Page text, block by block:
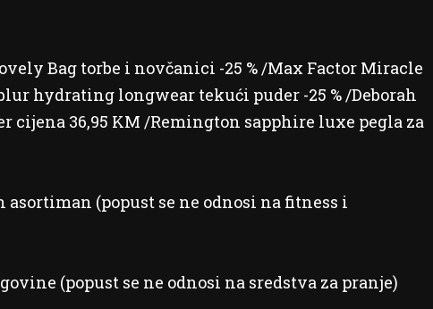
Bag torbe i novčanici -25 % /Max Factor Miracle
hydrating longwear tekući puder -25 % /Deborah
cijena 36,95 KM /Remington sapphire luxe pegla za
asortiman (popust se ne odnosi na fitness i
(popust se ne odnosi na sredstva za pranje)